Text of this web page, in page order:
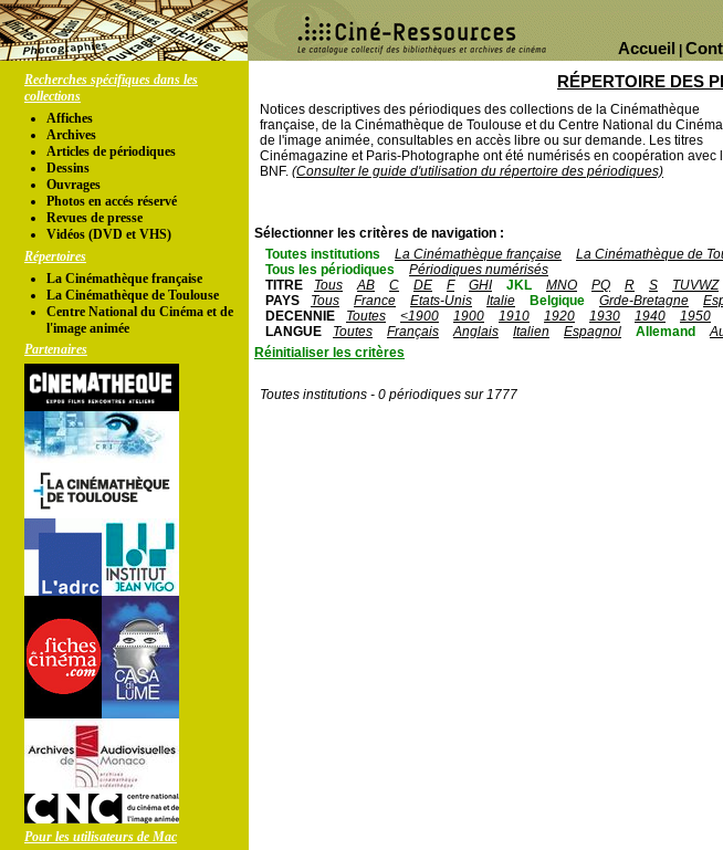
Accueil
Recherches spécifiques dans les
collections
Affiches
Archives
Articles de périodiques
Dessins
Ouvrages
Photos en accés réservé
Revues de presse
Vidéos (DVD et VHS)
Répertoires
La Cinémathèque française
La Cinémathèque de Toulouse
Centre National du Cinéma et de
l'image animée
Partenaires
Pour les utilisateurs de Mac
RÉPERTOIRE DES
Notices descriptives des périodiques des collections de la Cinémathèque
française, de la Cinémathèque de Toulouse et du Centre National du
de l'image animée, consultables en accès libre ou sur demande. Les titres
Cinémagazine et Paris-Photographe ont été numérisés en coopération avec
BNF. (Consulter le guide d'utilisation du répertoire des périodiques)
Sélectionner les critères de navigation :
Toutes institutions
La Cinémathèque française La Cinémathèque de
Tous les périodiques
Périodiques numérisés
TITRE
Tous AB C DE F GHI JKL MNO PQ R S TUVWZ
PAYS
Tous France Etats-Unis Italie Belgique Grde-Bretagne
DECENNIE
Toutes <1900 1900 1910 1920 1930 1940 1950
LANGUE
Toutes Français Anglais Italien Espagnol Allemand
Réinitialiser les critères
Toutes institutions - 0 périodiques sur 1777